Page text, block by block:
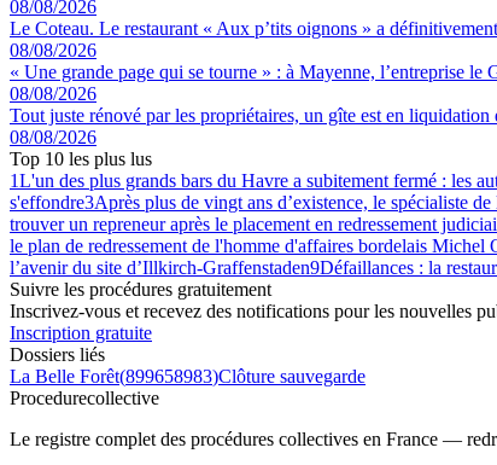
08/08/2026
Le Coteau. Le restaurant « Aux p’tits oignons » a
08/08/2026
« Une grande page qui se tourne » : à Mayenne, l’entreprise le
08/08/2026
Tout juste rénové par les propriétaires, un gîte est en
08/08/2026
Top 10 les plus lus
1L'un des plus grands bars du Havre a subitement fermé : les
s'effondre3Après plus de vingt ans d’existence, le spécialiste
trouver un repreneur après le placement en redressement
le plan de redressement de l'homme d'affaires bordelais
l’avenir du site d’Illkirch-Graffenstaden9Défaillances : la
Suivre les procédures gratuitement
Inscrivez-vous et recevez des notifications pour les nouvelles
Inscription gratuite
Dossiers liés
La Belle Forêt(899658983)Clôture sauvegarde
Procedurecollective
Le registre complet des procédures collectives en France —